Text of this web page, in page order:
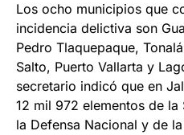
Los ocho municipios que
incidencia delictiva son
Pedro Tlaquepaque,
Salto, Puerto Vallarta y
secretario indicó que en
12 mil 972 elementos de
la Defensa Nacional y de